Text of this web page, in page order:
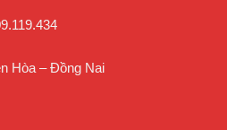
Hòa – Đồng Nai